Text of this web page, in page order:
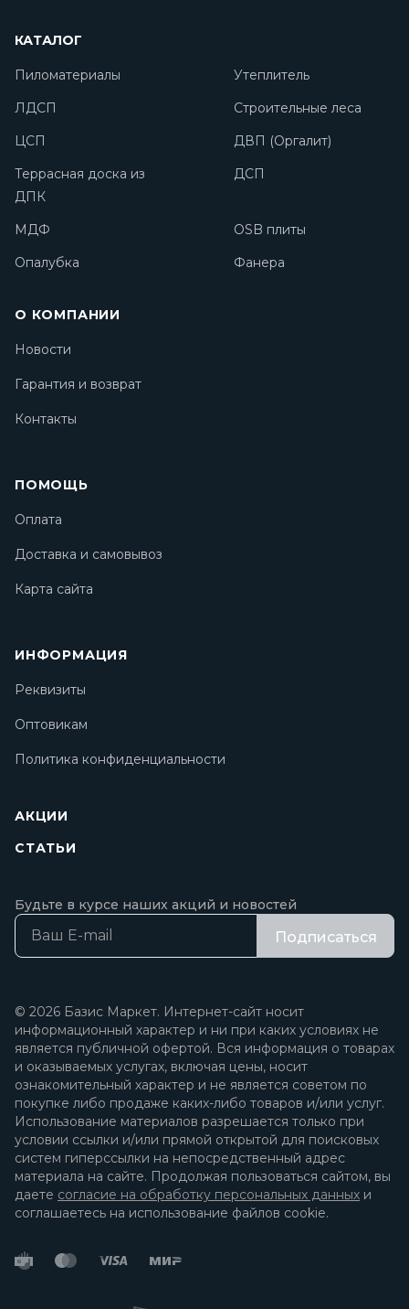
КАТАЛОГ
Пиломатериалы
Утеплитель
ЛДСП
Строительные леса
ЦСП
ДВП (Оргалит)
Террасная доска из
ДПК
ДСП
МДФ
OSB плиты
Опалубка
Фанера
О КОМПАНИИ
Новости
Гарантия и возврат
Контакты
ПОМОЩЬ
Оплата
Доставка и самовывоз
Карта сайта
ИНФОРМАЦИЯ
Реквизиты
Оптовикам
Политика конфиденциальности
АКЦИИ
СТАТЬИ
Будьте в курсе наших акций и новостей
Подписаться
© 2026 Базис Маркет. Интернет-сайт носит
информационный характер и ни при каких условиях не
является публичной офертой. Вся информация о товарах
и оказываемых услугах, включая цены, носит
ознакомительный характер и не является советом по
покупке либо продаже каких-либо товаров и/или услуг.
Использование материалов разрешается только при
условии ссылки и/или прямой открытой для поисковых
систем гиперссылки на непосредственный адрес
материала на сайте. Продолжая пользоваться сайтом, вы
даете согласие на обработку персональных данных и
соглашаетесь на использование файлов cookie.